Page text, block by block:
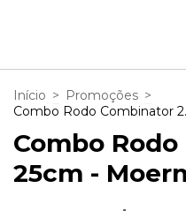
Início > Promoções >
Combo Rodo Combinator
Combo
25cm -